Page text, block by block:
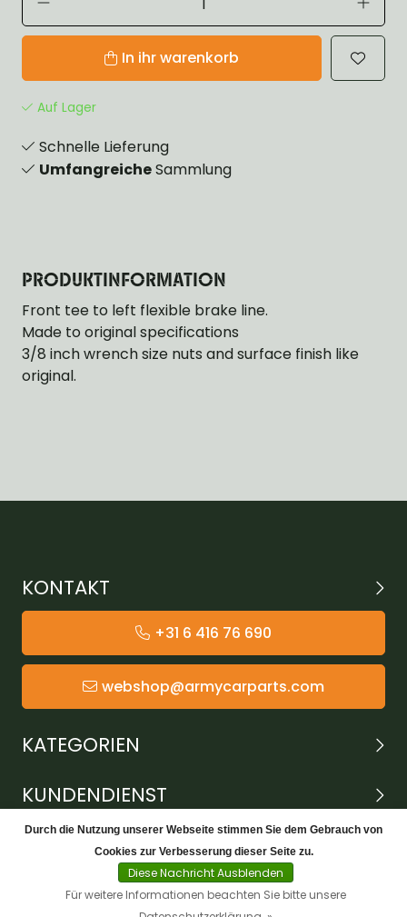
In ihr warenkorb
Auf Lager
Schnelle Lieferung
UmfangreicheSammlung
PRODUKTINFORMATION
Front tee to left flexible brake line.
Made to original specifications
3/8 inch wrench size nuts and surface finish like
original.
KONTAKT
+31 6 416 76 690
webshop@armycarparts.com
KATEGORIEN
KUNDENDIENST
Durch die Nutzung unserer Webseite stimmen Sie dem Gebrauch von
Cookies zur Verbesserung dieser Seite zu.
Diese Nachricht Ausblenden
Für weitere Informationen beachten Sie bitte unsere